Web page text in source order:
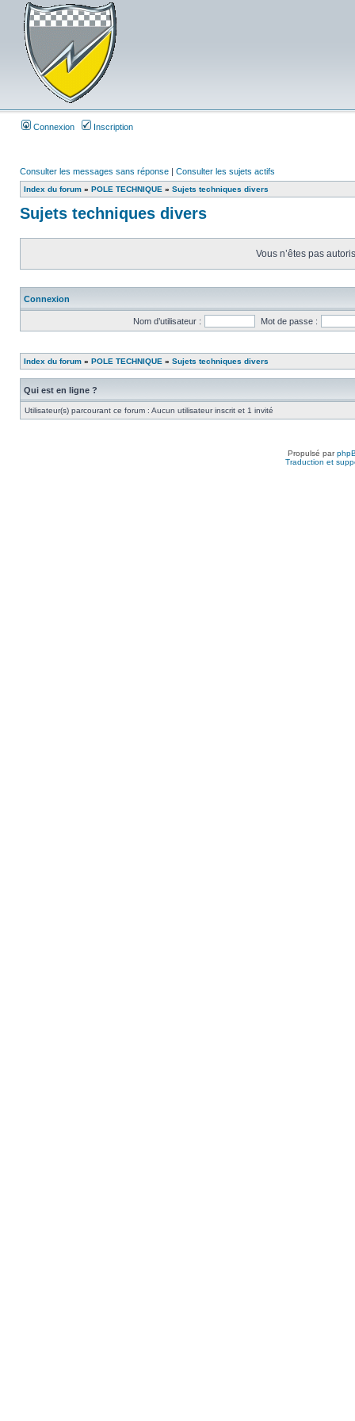
Connexion Inscription
Consulter les messages sans réponse | Consulter les sujets actifs
Index du forum » POLE TECHNIQUE » Sujets techniques divers
Sujets techniques divers
Vous n’êtes pas
Connexion
Nom d’utilisateur : Mot de passe :
Index du forum » POLE TECHNIQUE » Sujets techniques divers
Qui est en ligne ?
Utilisateur(s) parcourant ce forum : Aucun utilisateur inscrit et 1 invité
Propulsé par
Traduction et